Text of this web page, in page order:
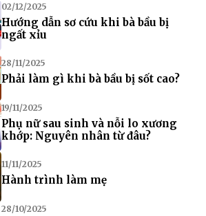
02/12/2025
Hướng dẫn sơ cứu khi bà bầu bị
ngất xỉu
28/11/2025
Phải làm gì khi bà bầu bị sốt cao?
19/11/2025
Phụ nữ sau sinh và nỗi lo xương
khớp: Nguyên nhân từ đâu?
11/11/2025
Hành trình làm mẹ
28/10/2025